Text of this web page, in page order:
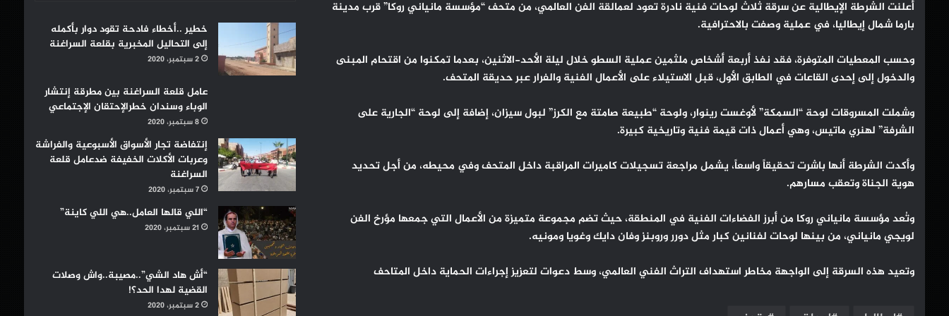
أعلنت الشرطة الإيطالية عن سرقة ثلاث لوحات فنية نادرة تعود لعمالقة الفن العالمي، من متحف “مؤسسة مانياني روكا” قرب مدينة
بارما شمال إيطاليا، في عملية وصفت بالاحترافية.
وحسب المعطيات المتوفرة، فقد نفذ أربعة أشخاص ملثمين عملية السطو خلال ليلة الأحد-الاثنين، بعدما تمكنوا من اقتحام المبنى
والدخول إلى إحدى القاعات في الطابق الأول، قبل الاستيلاء على الأعمال الفنية والفرار عبر حديقة المتحف.
وشملت المسروقات لوحة “السمكة” لأوغست رينوار، ولوحة “طبيعة صامتة مع الكرز” لبول سيزان، إضافة إلى لوحة “الجارية على
الشرفة” لهنري ماتيس، وهي أعمال ذات قيمة فنية وتاريخية كبيرة.
وأكدت الشرطة أنها باشرت تحقيقاً واسعاً، يشمل مراجعة تسجيلات كاميرات المراقبة داخل المتحف وفي محيطه، من أجل تحديد
هوية الجناة وتعقب مسارهم.
وتُعد مؤسسة مانياني روكا من أبرز الفضاءات الفنية في المنطقة، حيث تضم مجموعة متميزة من الأعمال التي جمعها مؤرخ الفن
لويجي مانياني، من بينها لوحات لفنانين كبار مثل دورر وروبنز وفان دايك وغويا ومونيه.
وتعيد هذه السرقة إلى الواجهة مخاطر استهداف التراث الفني العالمي، وسط دعوات لتعزيز إجراءات الحماية داخل المتاحف
خطير ..أخطاء فادحة تقود دوار بأكمله
إلى التحاليل المخبرية بقلعة السراغنة
2 سبتمبر، 2020
عامل قلعة السراغنة بين مطرقة إنتشار
الوباء وسندان خطرالإحتقان الإجتماعي
8 سبتمبر، 2020
إنتفاضة تجار الأسواق الأسبوعية والفراشة
وعربات الأكلات الخفيفة ضدعامل قلعة
السراغنة
7 سبتمبر، 2020
“اللي قالها العامل..هي اللي كاينة”
21 سبتمبر، 2020
“أش هاد الشي”..مصيبة..واش وصلات
القضية لهدا الحد؟!
2 سبتمبر، 2020